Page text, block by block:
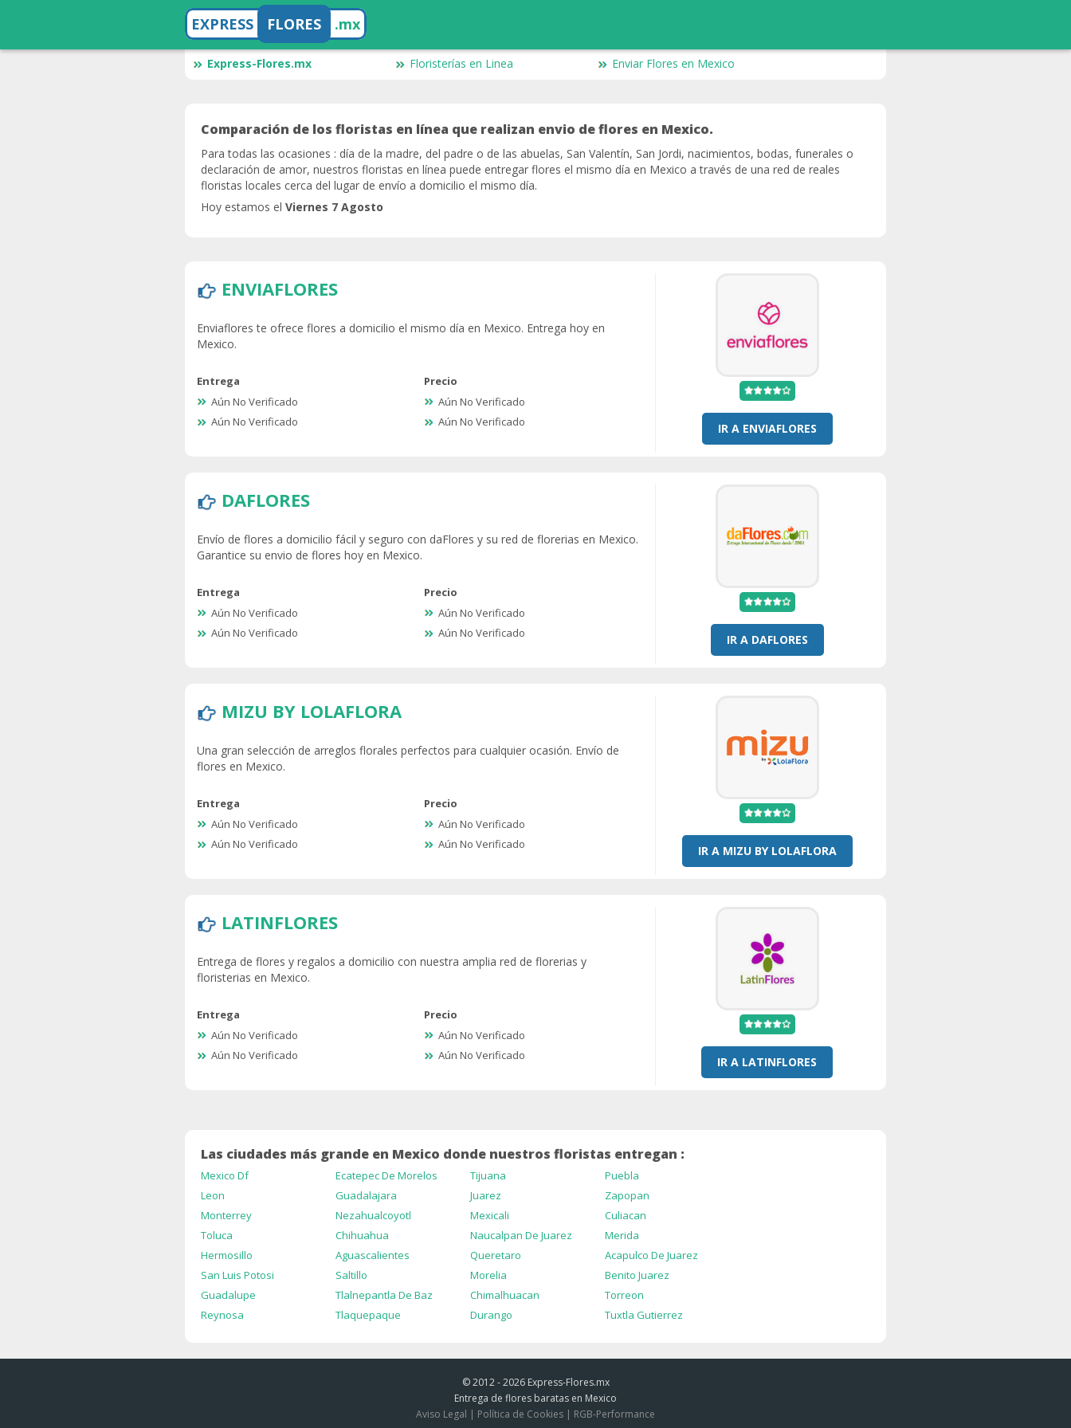
EXPRESS FLORES .mx
Express-Flores.mx Floristerías en Linea Enviar Flores en Mexico
Comparación de los floristas en línea que realizan envio de flores en Mexico.
Para todas las ocasiones : día de la madre, del padre o de las abuelas, San Valentín, San Jordi, nacimientos, bodas, funerales o
declaración de amor, nuestros floristas en línea puede entregar flores el mismo día en Mexico a través de una red de reales
floristas locales cerca del lugar de envío a domicilio el mismo día.
Hoy estamos el Viernes 7 Agosto
ENVIAFLORES
Enviaflores te ofrece flores a domicilio el mismo día en Mexico. Entrega hoy en
Mexico.
Entrega
Aún No Verificado
Aún No Verificado
Precio
Aún No Verificado
Aún No Verificado
IR A ENVIAFLORES
DAFLORES
Envío de flores a domicilio fácil y seguro con daFlores y su red de florerias en Mexico.
Garantice su envio de flores hoy en Mexico.
Entrega
Aún No Verificado
Aún No Verificado
Precio
Aún No Verificado
Aún No Verificado
IR A DAFLORES
MIZU BY LOLAFLORA
Una gran selección de arreglos florales perfectos para cualquier ocasión. Envío de
flores en Mexico.
Entrega
Aún No Verificado
Aún No Verificado
Precio
Aún No Verificado
Aún No Verificado
IR A MIZU BY LOLAFLORA
LATINFLORES
Entrega de flores y regalos a domicilio con nuestra amplia red de florerias y
floristerias en Mexico.
Entrega
Aún No Verificado
Aún No Verificado
Precio
Aún No Verificado
Aún No Verificado
IR A LATINFLORES
Las ciudades más grande en Mexico donde nuestros floristas entregan :
Mexico Df Ecatepec De Morelos Tijuana
Puebla
Leon
Guadalajara Juarez
Zapopan
Monterrey
Nezahualcoyotl Mexicali
Culiacan
Toluca
Chihuahua Naucalpan De Juarez
Merida
Hermosillo
Aguascalientes Queretaro
Acapulco De Juarez
San Luis Potosi
Saltillo Morelia
Benito Juarez
Guadalupe
Tlalnepantla De Baz Chimalhuacan
Torreon
Reynosa
Tlaquepaque Durango Tuxtla Gutierrez
© 2012 - 2026 Express-Flores.mx
Entrega de flores baratas en Mexico
Aviso Legal | Política de Cookies | RGB-Performance